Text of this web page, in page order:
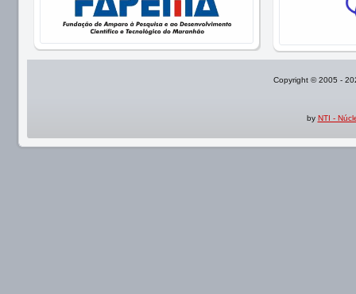
Copyright © 2005 -
by NTI -